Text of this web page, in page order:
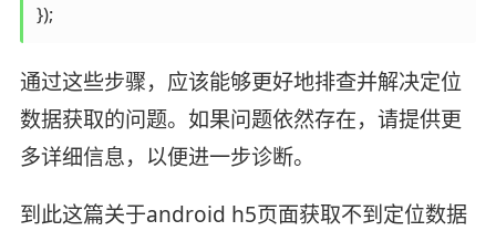
});
通过这些步骤，应该能够更好地排查并解决定位
数据获取的问题。如果问题依然存在，请提供更
多详细信息，以便进一步诊断。
到此这篇关于android h5页面获取不到定位数据